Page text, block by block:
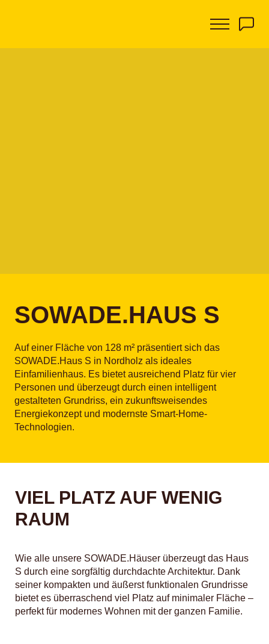
SOWADE.HAUS S
Auf einer Fläche von 128 m² präsentiert sich das
SOWADE.Haus S in Nordholz als ideales
Einfamilienhaus. Es bietet ausreichend Platz für vier
Personen und überzeugt durch einen intelligent
gestalteten Grundriss, ein zukunftsweisendes
Energiekonzept und modernste Smart-Home-
Technologien.
VIEL PLATZ AUF WENIG
RAUM
Wie alle unsere SOWADE.Häuser überzeugt das Haus
S durch eine sorgfältig durchdachte Architektur. Dank
seiner kompakten und äußerst funktionalen Grundrisse
bietet es überraschend viel Platz auf minimaler Fläche –
perfekt für modernes Wohnen mit der ganzen Familie.